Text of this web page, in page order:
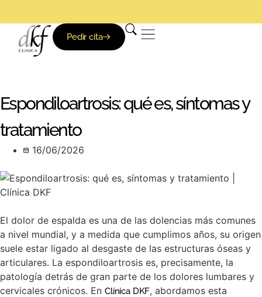
Pedir cita
Espondiloartrosis: qué es, síntomas y
tratamiento
16/06/2026
El dolor de espalda es una de las dolencias más comunes
a nivel mundial, y a medida que cumplimos años, su origen
suele estar ligado al desgaste de las estructuras óseas y
articulares. La espondiloartrosis es, precisamente, la
patología detrás de gran parte de los dolores lumbares y
cervicales crónicos. En Clínica DKF, abordamos esta